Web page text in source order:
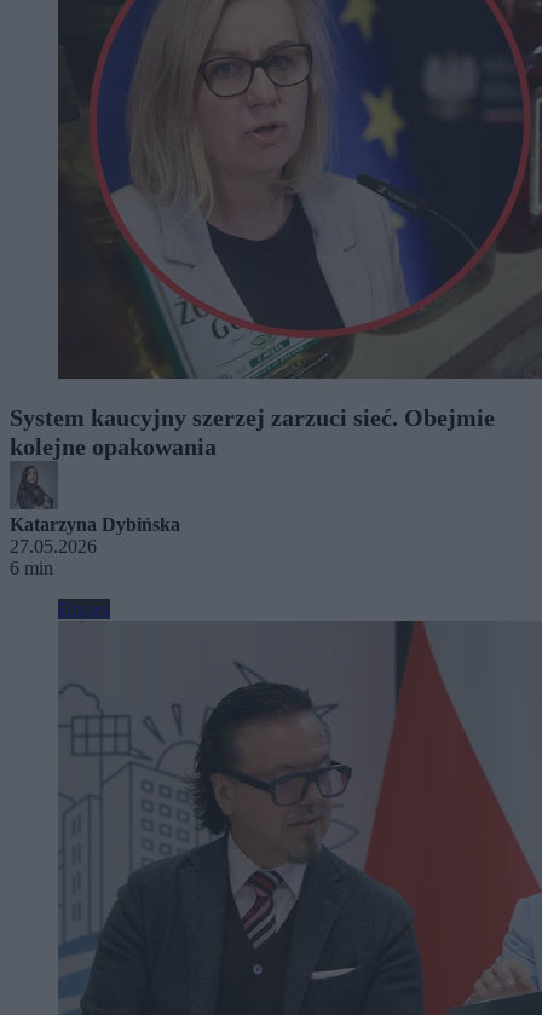
System kaucyjny szerzej zarzuci sieć. Obejmie
kolejne opakowania
Katarzyna Dybińska
27.05.2026
6 min
Biznes